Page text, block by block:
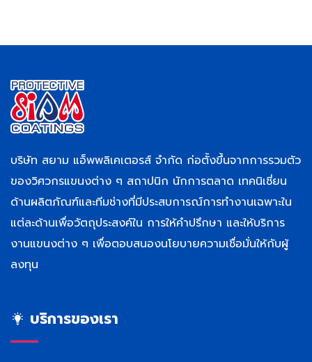
บริษัท สยาม แอ็พพลิเคเตอรส์ จำกัด ก่อตั้งขึ้นจากการรวมตัว
ของวิศวกรแขนงต่าง ๆ สถาปนิก นักการตลาด เทคนิเชี่ยน
ด้านผลิตภัณฑ์และทีมช่างที่มีประสบการณ์การทำงานเฉพาะใน
แต่ละด้านเพื่อวัตถุประสงค์ใน การให้คำปรึกษา และให้บริการ
งานแขนงต่าง ๆ เพื่อตอบสนองนโยบายความเชื่อมั่นให้กับผู้
ลงทุน
บริการของเรา